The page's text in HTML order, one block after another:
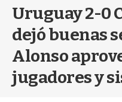
Uruguay 2-0
dejó buenas
Alonso
jugadores y